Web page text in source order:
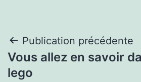
Navigation
de
Publication précédente
Vous allez en savoir
lego